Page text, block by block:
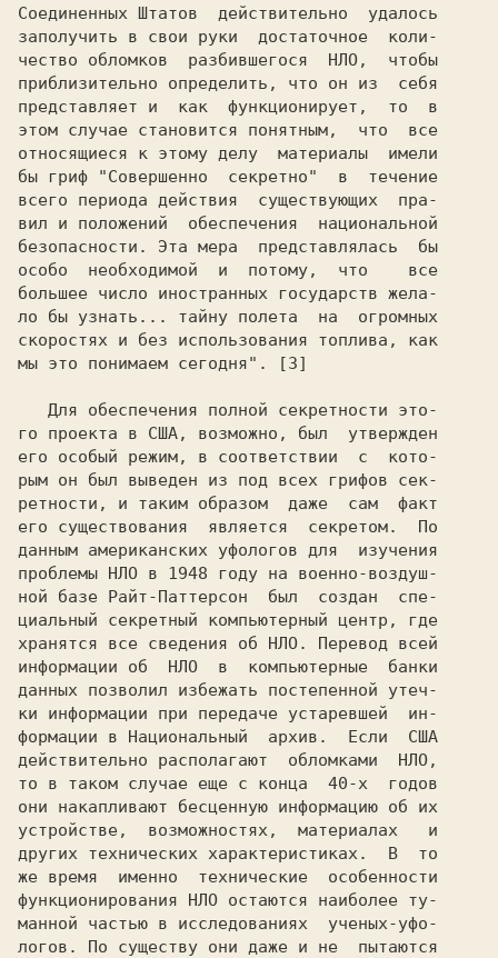
Соединенных Штатов  действительно  удалось
заполучить в свои руки  достаточное  коли-
чество обломков  разбившегося  НЛО,  чтобы
приблизительно определить, что он из  себя
представляет и  как  функционирует,  то  в
этом случае становится понятным,  что  все
относящиеся к этому делу  материалы  имели
бы гриф "Совершенно  секретно"  в  течение
всего периода действия  существующих  пра-
вил и положений  обеспечения  национальной
безопасности. Эта мера  представлялась  бы
особо  необходимой  и  потому,  что    все
большее число иностранных государств жела-
ло бы узнать... тайну полета  на  огромных
скоростях и без использования топлива, как
мы это понимаем сегодня". [3]
го проекта в США, возможно, был  утвержден
его особый режим, в соответствии  с  кото-
рым он был выведен из под всех грифов сек-
ретности, и таким образом  даже  сам  факт
его существования  является  секретом.  По
данным американских уфологов для  изучения
проблемы НЛО в 1948 году на военно-воздуш-
ной базе Райт-Паттерсон  был  создан  спе-
циальный секретный компьютерный центр, где
хранятся все сведения об НЛО. Перевод всей
информации об  НЛО  в  компьютерные  банки
данных позволил избежать постепенной утеч-
ки информации при передаче устаревшей  ин-
формации в Национальный  архив.  Если  США
действительно располагают  обломками  НЛО,
то в таком случае еще с конца  40-х  годов
они накапливают бесценную информацию об их
устройстве,  возможностях,  материалах   и
других технических характеристиках.  В  то
же время  именно  технические  особенности
функционирования НЛО остаются наиболее ту-
манной частью в исследованиях  ученых-уфо-
логов. По существу они даже и не  пытаются